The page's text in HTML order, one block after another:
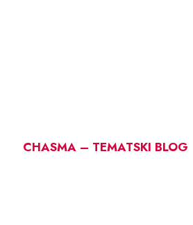
CHASMA – TEMATSKI BLOG